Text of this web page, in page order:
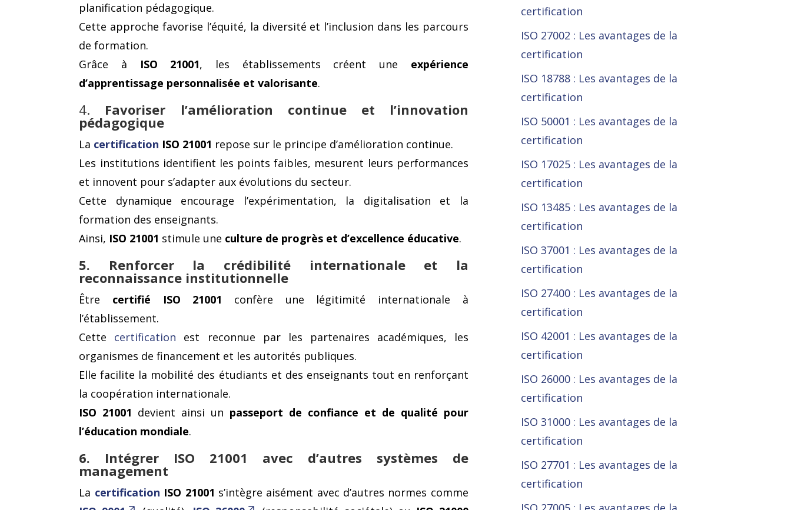
planification pédagogique.
Cette approche favorise l’équité, la diversité et l’inclusion dans les parcours
de formation.
Grâce à ISO 21001, les établissements créent une expérience
d’apprentissage personnalisée et valorisante.
4. Favoriser l’amélioration continue et l’innovation
pédagogique
La certification ISO 21001 repose sur le principe d’amélioration continue.
Les institutions identifient les points faibles, mesurent leurs performances
et innovent pour s’adapter aux évolutions du secteur.
Cette dynamique encourage l’expérimentation, la digitalisation et la
formation des enseignants.
Ainsi, ISO 21001 stimule une culture de progrès et d’excellence éducative.
5. Renforcer la crédibilité internationale et la
reconnaissance institutionnelle
Être certifié ISO 21001 confère une légitimité internationale à
l’établissement.
Cette certification est reconnue par les partenaires académiques, les
organismes de financement et les autorités publiques.
Elle facilite la mobilité des étudiants et des enseignants tout en renforçant
la coopération internationale.
ISO 21001 devient ainsi un passeport de confiance et de qualité pour
l’éducation mondiale.
6. Intégrer ISO 21001 avec d’autres systèmes de
management
La certification ISO 21001 s’intègre aisément avec d’autres normes comme
certification
ISO 27002 : Les avantages de la
certification
ISO 18788 : Les avantages de la
certification
ISO 50001 : Les avantages de la
certification
ISO 17025 : Les avantages de la
certification
ISO 13485 : Les avantages de la
certification
ISO 37001 : Les avantages de la
certification
ISO 27400 : Les avantages de la
certification
ISO 42001 : Les avantages de la
certification
ISO 26000 : Les avantages de la
certification
ISO 31000 : Les avantages de la
certification
ISO 27701 : Les avantages de la
certification